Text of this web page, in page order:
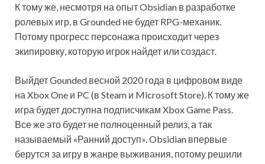
К тому же, несмотря на опыт Obsidian в разработке
ролевых игр, в Grounded не будет RPG-механик.
Потому прогресс персонажа происходит через
экипировку, которую игрок найдет или создаст.
Выйдет Gounded весной 2020 года в цифровом виде
на Xbox One и PC (в Steam и Microsoft Store). К тому же
игра будет доступна подписчикам Xbox Game Pass.
Все же это будет не полноценный релиз, а так
называемый «Ранний доступ». Obsidian впервые
берутся за игру в жанре выживания, потому решили